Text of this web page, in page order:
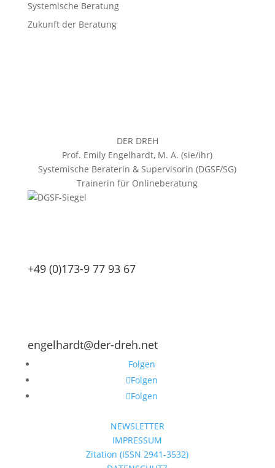
Systemische Beratung
Zukunft der Beratung
DER DREH
Prof. Emily Engelhardt, M. A. (sie/ihr)
Systemische Beraterin & Supervisorin (DGSF/SG)
Trainerin für Onlineberatung
+49 (0)173-9 77 93 67
engelhardt@der-dreh.net
Folgen
Folgen
Folgen
NEWSLETTER
IMPRESSUM
Zitation (ISSN 2941-3532)